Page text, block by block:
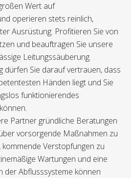
Wert auf
operieren stets reinlich,
Ausrüstung. Profitieren Sie von
und beauftragen Sie unsere
Leitungssäuberung.
dürfen Sie darauf vertrauen, dass
Händen liegt und Sie
funktionierendes
Partner gründliche Beratungen
vorsorgende Maßnahmen zu
Verstopfungen zu
Wartungen und eine
der Abflusssysteme können